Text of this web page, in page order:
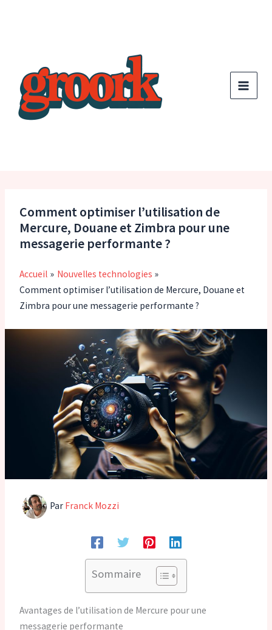
Comment optimiser l’utilisation de
Mercure, Douane et Zimbra pour une
messagerie performante ?
Accueil
Nouvelles technologies
Comment optimiser l’utilisation de Mercure, Douane et
Zimbra pour une messagerie performante ?
Par Franck Mozzi
Sommaire
Avantages de l’utilisation de Mercure pour une
messagerie performante